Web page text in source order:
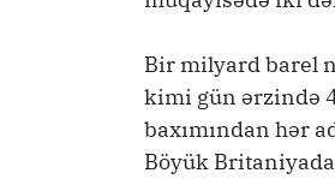
Bir milyard barel
kimi gün ərzində
baxımından hər
Böyük